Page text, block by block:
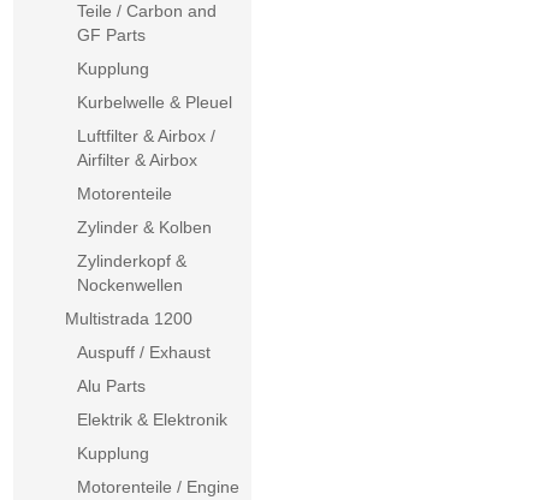
Teile / Carbon and
GF Parts
Kupplung
Kurbelwelle & Pleuel
Luftfilter & Airbox /
Airfilter & Airbox
Motorenteile
Zylinder & Kolben
Zylinderkopf &
Nockenwellen
Multistrada 1200
Auspuff / Exhaust
Alu Parts
Elektrik & Elektronik
Kupplung
Motorenteile / Engine